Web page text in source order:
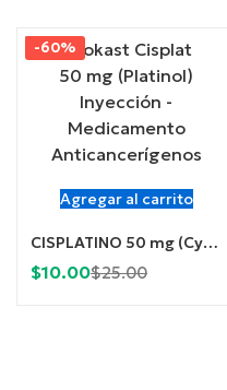
Agregar al carrito
-60%
CISPLATINO 50 mg (Cycokast 50) Inyección
$10.00Current
$25.00Original